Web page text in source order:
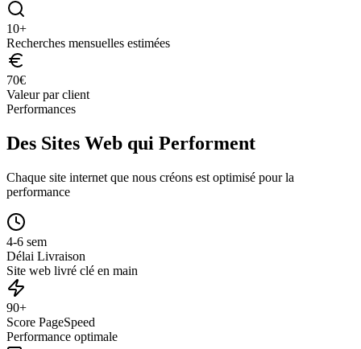
10+
Recherches mensuelles estimées
70€
Valeur par client
Performances
Des Sites Web qui Performent
Chaque site internet que nous créons est optimisé pour la
performance
4-6 sem
Délai Livraison
Site web livré clé en main
90+
Score PageSpeed
Performance optimale